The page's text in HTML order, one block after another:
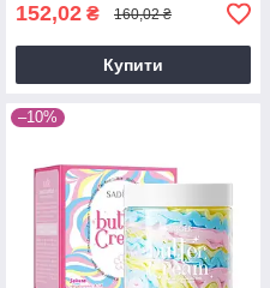
152,02 ₴ 160,02 ₴
Купити
–10%